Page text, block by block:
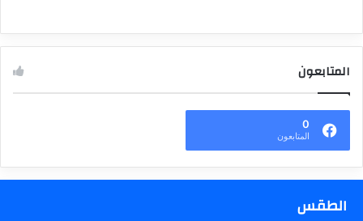
المتابعون
0
المتابعون
الطقس